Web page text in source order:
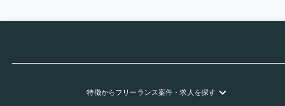
特徴からフリーランス案件・求人を探す